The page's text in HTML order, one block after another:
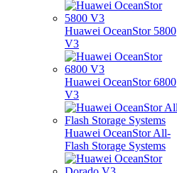
Huawei OceanStor 5800
V3
Huawei OceanStor 6800
V3
Huawei OceanStor All-
Flash Storage Systems